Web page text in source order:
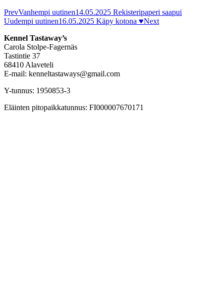
PrevVanhempi uutinen14.05.2025 Rekisteripaperi saapui
Uudempi uutinen16.05.2025 Käpy kotona ♥Next
Kennel Tastaway’s
Carola Stolpe-Fagernäs
Tastintie 37
68410 Alaveteli
E-mail: kenneltastaways@gmail.com
Y-tunnus: 1950853-3
Eläinten pitopaikkatunnus: FI000007670171